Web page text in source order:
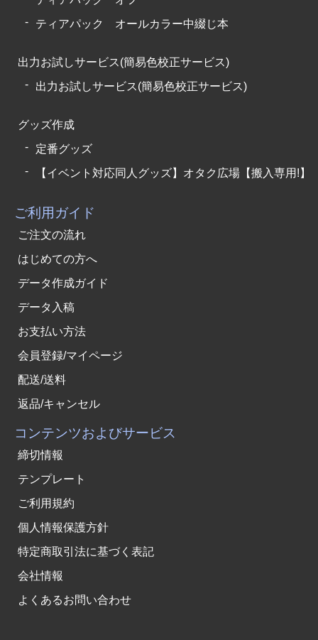
ティアパック オールカラー中綴じ本
出力お試しサービス(簡易色校正サービス)
出力お試しサービス(簡易色校正サービス)
グッズ作成
定番グッズ
【イベント対応同人グッズ】オタク広場【搬入専用!】
ご利用ガイド
ご注文の流れ
はじめての方へ
データ作成ガイド
データ入稿
お支払い方法
会員登録/マイページ
配送/送料
返品/キャンセル
コンテンツおよびサービス
締切情報
テンプレート
ご利用規約
個人情報保護方針
特定商取引法に基づく表記
会社情報
よくあるお問い合わせ